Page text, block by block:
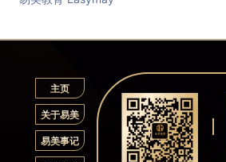
主页
关于易美
易美事记